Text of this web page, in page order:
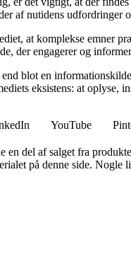
af nutidens
at komplekse emner
der engagerer og
end blot en
eksistens: at
YouTube
del af salget fra
på denne side.